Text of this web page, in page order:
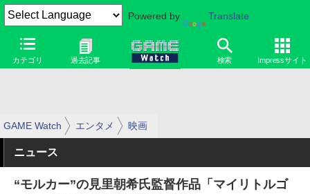
Powered by Translate
カテゴリ 過去記事 検索 Impressサイト
GAME Watch エンタメ 映画
ニュース
“モルカー”の見里朝希氏監督作品「マイリトルゴ